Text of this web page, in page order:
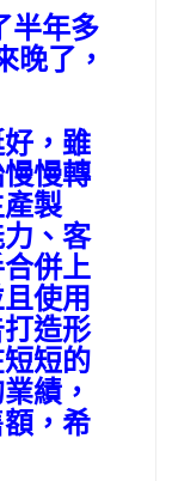
半年多
晚了，
，雖
慢轉
製
、客
併上
使用
造形
短的
績，
，希